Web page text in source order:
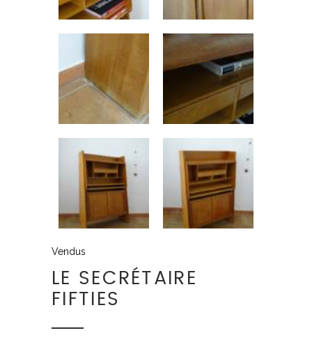
Vendus
LE SECRÉTAIRE
FIFTIES